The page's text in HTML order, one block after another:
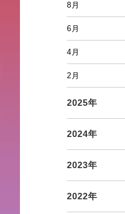
8月
6月
4月
2月
2025年
2024年
2023年
2022年